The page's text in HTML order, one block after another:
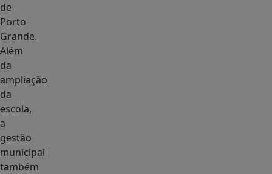
de
Porto
Grande.
Além
da
ampliação
da
escola,
a
gestão
municipal
também